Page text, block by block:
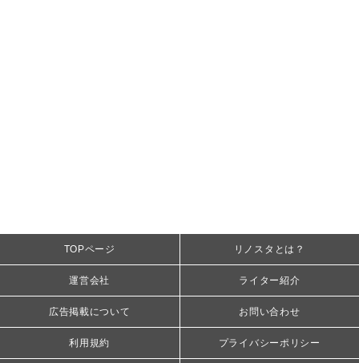
TOPページ リノスタとは？
運営会社 ライター紹介
広告掲載について お問い合わせ
利用規約 プライバシーポリシー